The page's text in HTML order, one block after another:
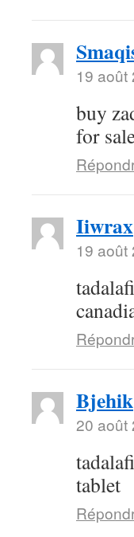
19 août
buy
for
Iiwrax
19 août
Bjehik
20 août
tablet